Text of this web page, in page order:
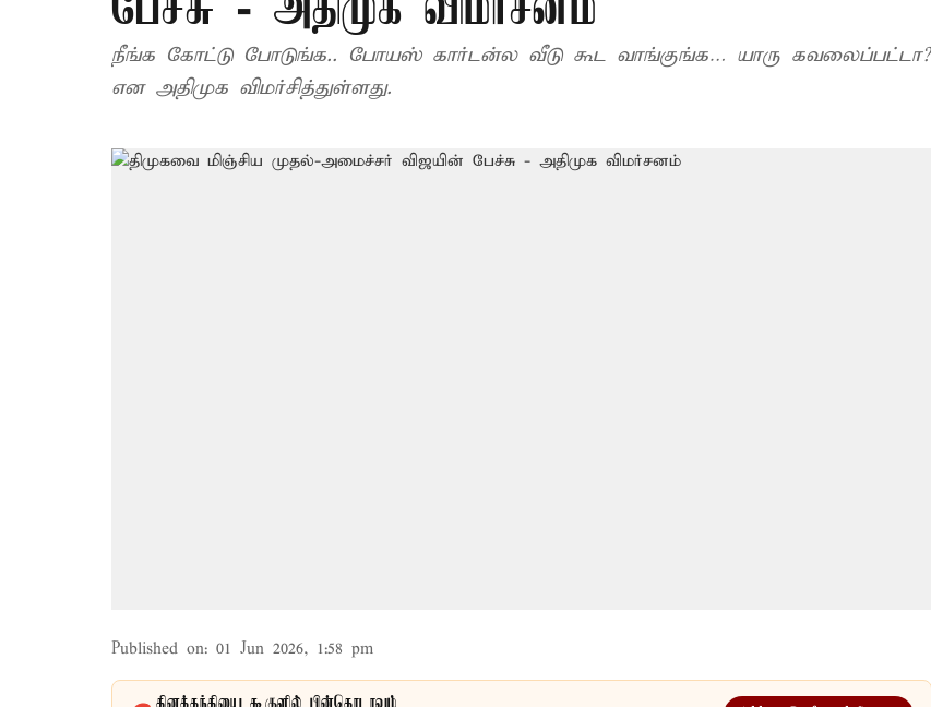
நீங்க கோட்டு போடுங்க.. போயஸ் கார்டன்ல வீடு கூட வாங்குங்க… யாரு கவலைப்பட்டா?
என அதிமுக விமர்சித்துள்ளது.
Published on: 01 Jun 2026, 1:58 pm